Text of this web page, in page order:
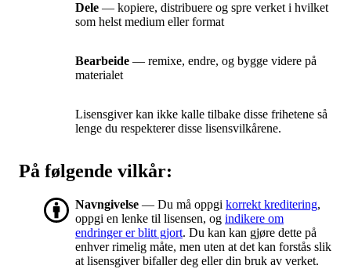
Dele — kopiere, distribuere og spre verket i hvilket
som helst medium eller format
Bearbeide — remixe, endre, og bygge videre på
materialet
Lisensgiver kan ikke kalle tilbake disse frihetene så
lenge du respekterer disse lisensvilkårene.
På følgende vilkår:
Navngivelse — Du må oppgi korrekt kreditering,
oppgi en lenke til lisensen, og indikere om
endringer er blitt gjort. Du kan kan gjøre dette på
enhver rimelig måte, men uten at det kan forstås slik
at lisensgiver bifaller deg eller din bruk av verket.